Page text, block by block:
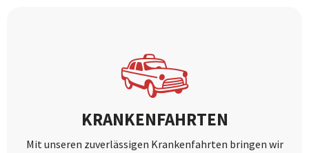
KRANKENFAHRTEN
Mit unseren zuverlässigen Krankenfahrten bringen wir